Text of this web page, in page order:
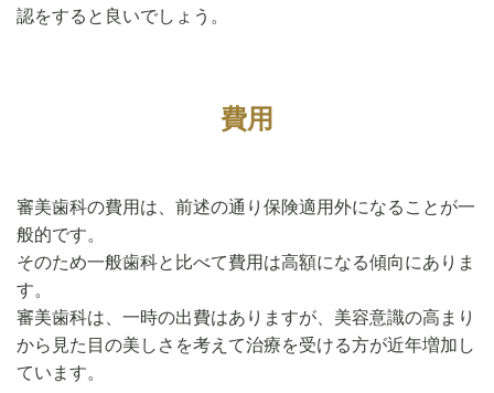
認をすると良いでしょう。
費用
審美歯科の費用は、前述の通り保険適用外になることが一
般的です。
そのため一般歯科と比べて費用は高額になる傾向にありま
す。
審美歯科は、一時の出費はありますが、美容意識の高まり
から見た目の美しさを考えて治療を受ける方が近年増加し
ています。